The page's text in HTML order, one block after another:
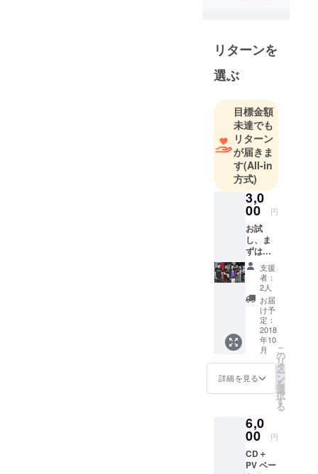
リターンを
選ぶ
目標金額
未達でも
リターン
が届きま
す(All-in
方式)
3,0
00 円
お試
し、ま
ずは聴
いて下
さい
コース
・1stア
ルバム
CD ・ア
クリル
キーホ
ルダー
アクリ
ルキー
ホル
ダーは5
ｃｍ ア
ルバム
ジャ
ケット
デザイ
支援
者：
2人
お届
け予
定：
2018
年10
月
詳細を見る
こ
の
リ
タ
ー
ン
を
選
択
す
る
6,0
00 円
CD＋
PV ベー